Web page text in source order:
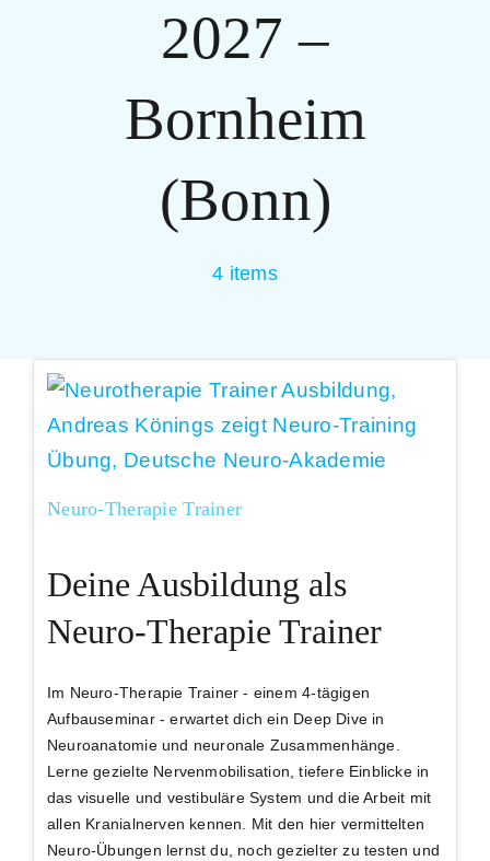
2027 –
Bornheim
(Bonn)
4 items
Neuro-Therapie Trainer
Deine Ausbildung als
Neuro-Therapie Trainer
Im Neuro-Therapie Trainer - einem 4-tägigen
Aufbauseminar - erwartet dich ein Deep Dive in
Neuroanatomieund neuronale Zusammenhänge.
Lerne gezielte Nervenmobilisation, tiefere Einblicke in
das visuelle und vestibuläre System und die Arbeit mit
allen Kranialnerven kennen. Mit den hier vermittelten
Neuro-Übungen lernst du, noch gezielter zu testen und